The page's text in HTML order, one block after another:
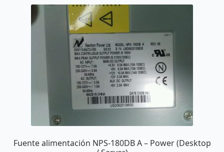
Fuente alimentación NPS-180DB A – Power (Desktop